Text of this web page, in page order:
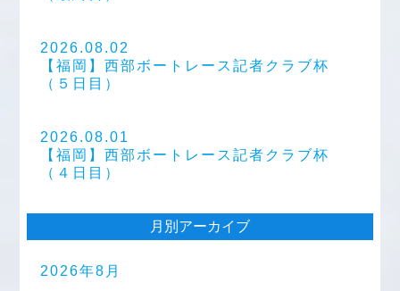
2026.08.02
【福岡】西部ボートレース記者クラブ杯
（５日目）
2026.08.01
【福岡】西部ボートレース記者クラブ杯
（４日目）
月別アーカイブ
2026年8月